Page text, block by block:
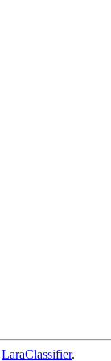
LaraClassifier.